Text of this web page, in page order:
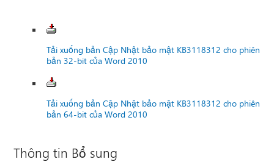
Tải xuống bản Cập Nhật bảo mật KB3118312 cho phiên
bản 32-bit của Word 2010
Tải xuống bản Cập Nhật bảo mật KB3118312 cho phiên
bản 64-bit của Word 2010
Thông tin Bổ sung